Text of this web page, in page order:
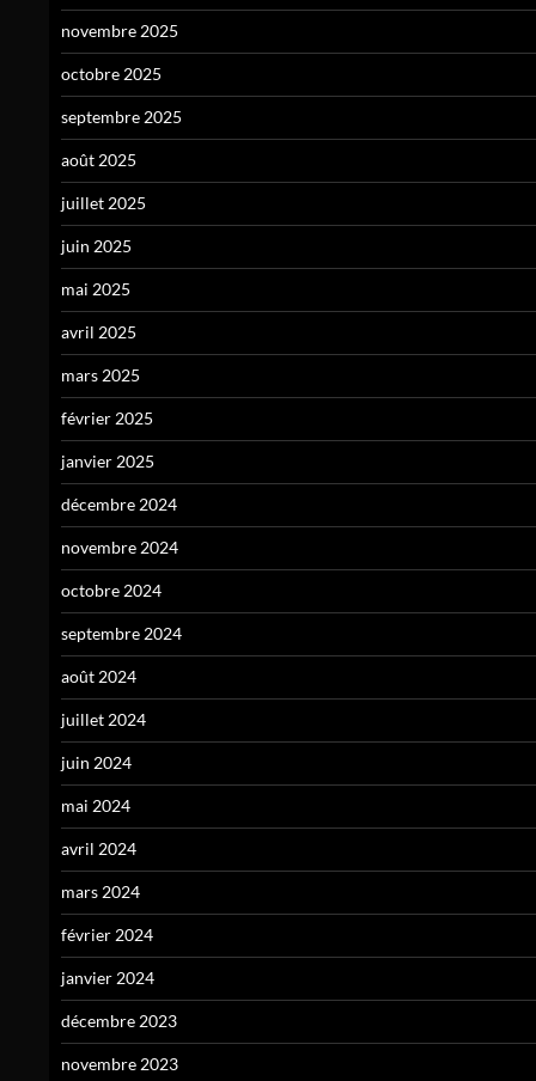
novembre 2025
octobre 2025
septembre 2025
août 2025
juillet 2025
juin 2025
mai 2025
avril 2025
mars 2025
février 2025
janvier 2025
décembre 2024
novembre 2024
octobre 2024
septembre 2024
août 2024
juillet 2024
juin 2024
mai 2024
avril 2024
mars 2024
février 2024
janvier 2024
décembre 2023
novembre 2023